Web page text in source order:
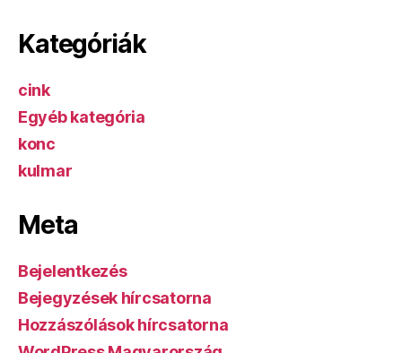
Kategóriák
cink
Egyéb kategória
konc
kulmar
Meta
Bejelentkezés
Bejegyzések hírcsatorna
Hozzászólások hírcsatorna